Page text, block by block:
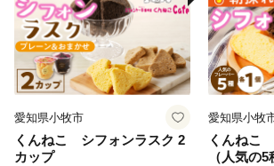
愛知県小牧市
くんねこ シフォンラスク 2
カップ
愛知県小牧
くんねこ
（人気の